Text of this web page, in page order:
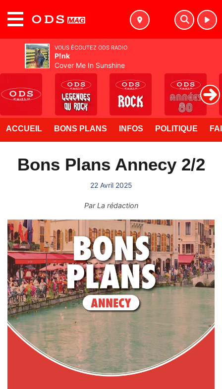
ACCUEIL BONS PLANS INFOS POLITIQUE
Bons Plans Annecy 2/2
22 Avril 2025
ParLa rédaction
VOUS ÉCOUTEZ ODS RADIO
P!nk
Cover Me In Sunshine